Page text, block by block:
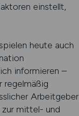
einstellt,
heute auch
informieren –
regelmäßig
Arbeitgeber
mittel- und